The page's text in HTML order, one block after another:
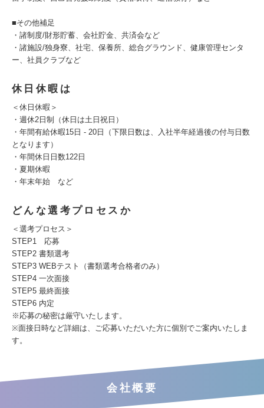
■その他補足
・諸制度/財形貯蓄、会社貯金、共済会など
・諸施設/独身寮、社宅、保養所、総合グラウンド、健康管理センタ
ー、社員クラブなど
休日休暇は
＜休日休暇＞
・週休2日制（休日は土日祝日）
・年間有給休暇15日 - 20日（下限日数は、入社半年経過後の付与日数
となります）
・年間休日日数122日
・夏期休暇
・年末年始 など
どんな選考プロセスか
＜選考プロセス＞
STEP1 応募
STEP2 書類選考
STEP3 WEBテスト（書類選考合格者のみ）
STEP4 一次面接
STEP5 最終面接
STEP6 内定
※応募の秘密は厳守いたします。
※面接日時など詳細は、ご応募いただいた方に個別でご案内いたしま
す。
会社概要